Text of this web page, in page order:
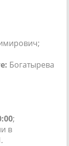
Богатырева
;
в